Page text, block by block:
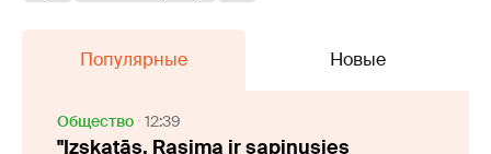
Популярные Новые
Oбщество 12:39
"Izskatās, Rasima ir sapinusies